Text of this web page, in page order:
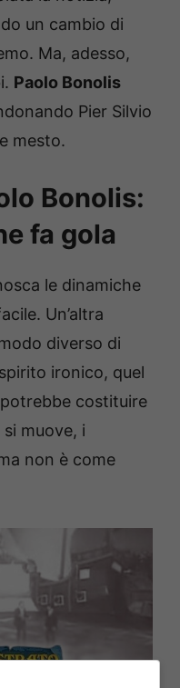
un cambio di
Ma, adesso,
Paolo Bonolis
Pier Silvio
mesto.
Bonolis:
fa gola
le dinamiche
Un’altra
diverso di
ironico, quel
costituire
muove, i
non è come